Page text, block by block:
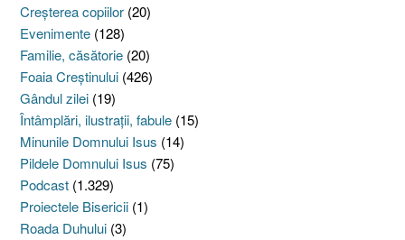
Creşterea copiilor (20)
Evenimente (128)
Familie, căsătorie (20)
Foaia Creştinului (426)
Gândul zilei (19)
Întâmplări, ilustraţii, fabule (15)
Minunile Domnului Isus (14)
Pildele Domnului Isus (75)
Podcast (1.329)
Proiectele Bisericii (1)
Roada Duhului (3)